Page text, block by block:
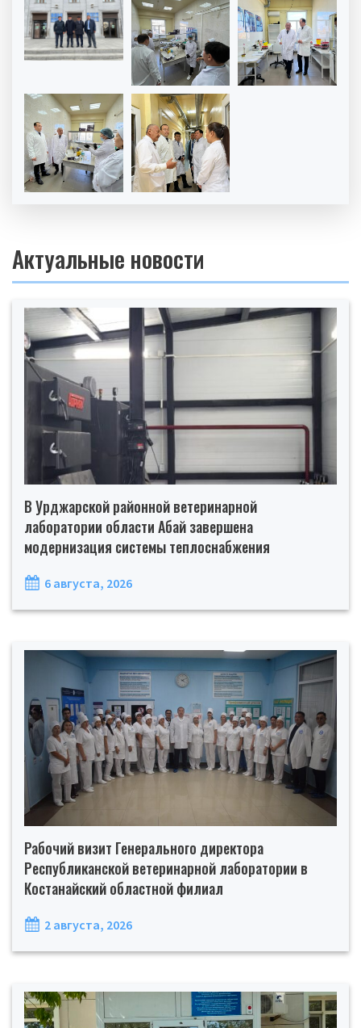
Актуальные новости
В Урджарской районной ветеринарной
лаборатории области Абай завершена
модернизация системы теплоснабжения
6 августа, 2026
Рабочий визит Генерального директора
Республиканской ветеринарной лаборатории в
Костанайский областной филиал
2 августа, 2026